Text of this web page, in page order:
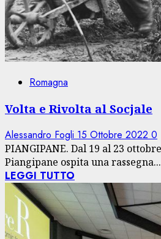
Romagna
Volta e Rivolta al Socjale
Alessandro Fogli 15 Ottobre 2022 0
PIANGIPANE. Dal 19 al 23
Piangipane ospita una rassegna...
LEGGI TUTTO